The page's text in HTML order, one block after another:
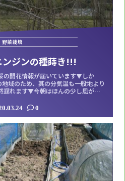
野菜栽培
ンジンの種蒔き!!!
の開花情報が届いています▼しか
域のため、其の分気温も一般地より
遅れます▼今朝はほんの少し風が出
蕾はかなり緩んできた感じがしま
ンとニンジンの種蒔きをするためで
から水が出て...
0